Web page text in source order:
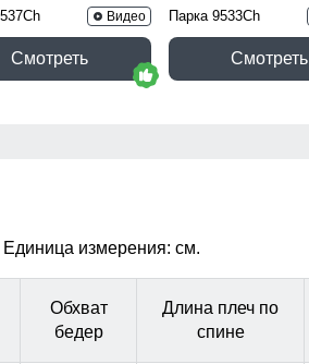
Видео
Смотреть
Парка 9533Ch
Смотреть
Единица измерения: см.
Обхват
бедер
Длина плеч по
спине